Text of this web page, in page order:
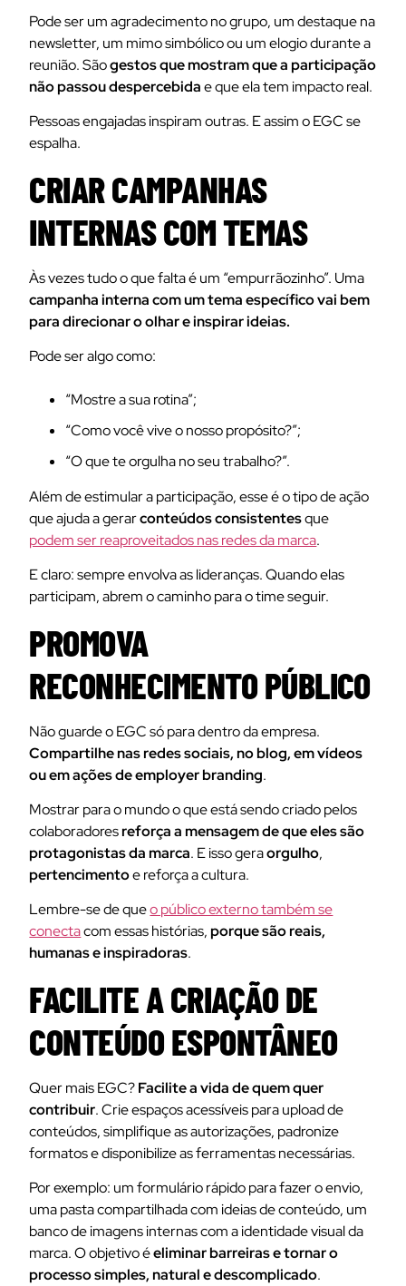
Pode ser um agradecimento no grupo, um destaque na
newsletter, um mimo simbólico ou um elogio durante a
reunião. Sãogestos que mostram que a participação
não passou despercebidae que ela tem impacto real.
Pessoas engajadas inspiram outras. E assim o EGC se
espalha.
CRIAR CAMPANHAS
INTERNAS COM TEMAS
Às vezes tudo o que falta é um “empurrãozinho”. Uma
campanha interna com um tema específico vai bem
para direcionar o olhar e inspirar ideias.
Pode ser algo como:
“Mostre a sua rotina”;
“Como você vive o nosso propósito?”;
“O que te orgulha no seu trabalho?”.
Além de estimular a participação, esse é o tipo de ação
que ajuda a gerarconteúdos consistentesque
podem ser reaproveitados nas redes da marca.
E claro: sempre envolva as lideranças. Quando elas
participam, abrem o caminho para o time seguir.
PROMOVA
RECONHECIMENTO PÚBLICO
Não guarde o EGC só para dentro da empresa.
Compartilhe nas redes sociais, no blog, em vídeos
ou em ações de employer branding.
Mostrar para o mundo o que está sendo criado pelos
colaboradoresreforça a mensagem de que eles são
protagonistas da marca. E isso geraorgulho,
pertencimentoe reforça a cultura.
Lembre-se de queo público externo também se
conectacom essas histórias,porque são reais,
humanas e inspiradoras.
FACILITE A CRIAÇÃO DE
CONTEÚDO ESPONTÂNEO
Quer mais EGC?Facilite a vida de quem quer
contribuir. Crie espaços acessíveis para upload de
conteúdos, simplifique as autorizações, padronize
formatos e disponibilize as ferramentas necessárias.
Por exemplo: um formulário rápido para fazer o envio,
uma pasta compartilhada com ideias de conteúdo, um
banco de imagens internas com a identidade visual da
marca. O objetivo éeliminar barreiras e tornar o
processo simples, natural e descomplicado.